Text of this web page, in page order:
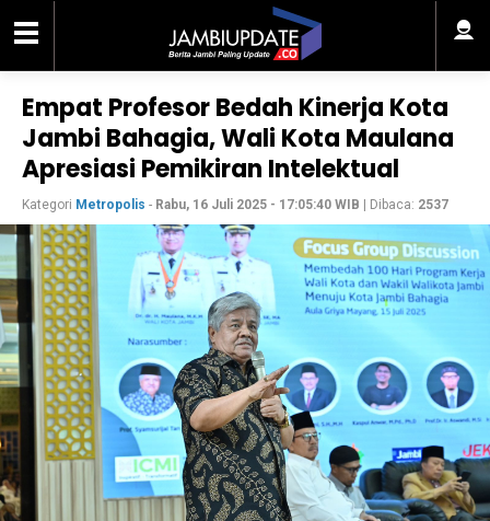
Empat Profesor Bedah Kinerja Kota
Jambi Bahagia, Wali Kota Maulana
Apresiasi Pemikiran Intelektual
Kategori Metropolis - Rabu, 16 Juli 2025 - 17:05:40 WIB | Dibaca: 2537